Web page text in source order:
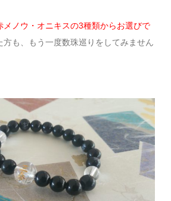
メノウ・オニキスの3種類からお選びで
方も、もう一度数珠巡りをしてみません